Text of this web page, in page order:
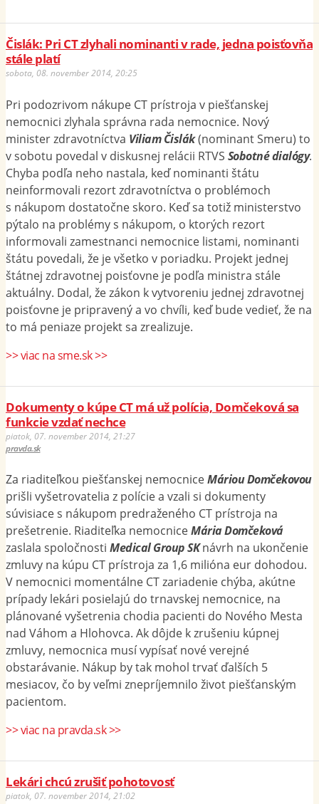
Čislák: Pri CT zlyhali nominanti v rade, jedna poisťovňa
stále platí
sobota, 08. november 2014, 20:25
Pri podozrivom nákupe CT prístroja v piešťanskej
nemocnici zlyhala správna rada nemocnice. Nový
minister zdravotníctva Viliam Čislák(nominant Smeru) to
v sobotu povedal v diskusnej relácii RTVS Sobotné dialógy.
Chyba podľa neho nastala, keď nominanti štátu
neinformovali rezort zdravotníctva o problémoch
s nákupom dostatočne skoro. Keď sa totiž ministerstvo
pýtalo na problémy s nákupom, o ktorých rezort
informovali zamestnanci nemocnice listami, nominanti
štátu povedali, že je všetko v poriadku. Projekt jednej
štátnej zdravotnej poisťovne je podľa ministra stále
aktuálny. Dodal, že zákon k vytvoreniu jednej zdravotnej
poisťovne je pripravený a vo chvíli, keď bude vedieť, že na
to má peniaze projekt sa zrealizuje.
>> viac na sme.sk >>
Dokumenty o kúpe CT má už polícia, Domčeková sa
funkcie vzdať nechce
piatok, 07. november 2014, 21:27
pravda.sk
Za riaditeľkou piešťanskej nemocniceMáriou Domčekovou
prišli vyšetrovatelia z polície a vzali si dokumenty
súvisiace s nákupom predraženého CT prístroja na
prešetrenie. Riaditeľka nemocniceMária Domčeková
zaslala spoločnosti Medical Group SKnávrh na ukončenie
zmluvy na kúpu CT prístroja za 1,6 milióna eur dohodou.
V nemocnici momentálne CT zariadenie chýba, akútne
prípady lekári posielajú do trnavskej nemocnice, na
plánované vyšetrenia chodia pacienti do Nového Mesta
nad Váhom a Hlohovca. Ak dôjde k zrušeniu kúpnej
zmluvy, nemocnica musí vypísať nové verejné
obstarávanie. Nákup by tak mohol trvať ďalších 5
mesiacov, čo by veľmi znepríjemnilo život piešťanským
pacientom.
>> viac na pravda.sk >>
Lekári chcú zrušiť pohotovosť
piatok, 07. november 2014, 21:02